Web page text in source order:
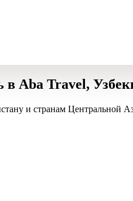
в Aba Travel,
и странам Центральной